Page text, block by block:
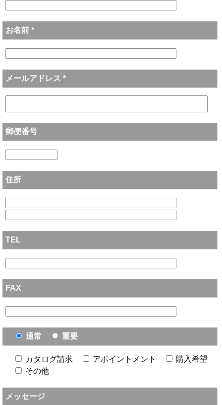
お名前 *
メールアドレス *
郵便番号
住所
TEL
FAX
通常 重要
カタログ請求 アポイントメント
購入希望
その他
メッセージ